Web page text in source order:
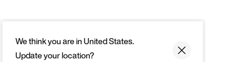
We think you are in United States.
Update your location?